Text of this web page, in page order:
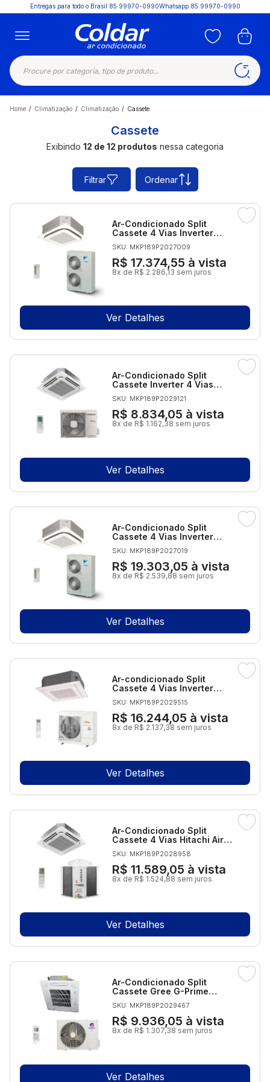
Entregas para todo o Brasil 85 99970-0990Whatsapp 85 99970-0990
Home / Climatização / Climatização / Cassete
Cassete
Exibindo 12 de 12 produtos nessa categoria
Filtrar Ordenar
Ar-Condicionado Split
Cassete 4 Vias Inverter
Quente/Frio 220V
Monofásico
SKU: MKP189P2027009
R$ 17.374,55 à vista
8x de R$ 2.286,13 sem juros
Ver Detalhes
Ar-Condicionado Split
Cassete Inverter 4 Vias
BTUs Quente/Frio 220V
Monofásico
SKU: MKP189P2029121
R$ 8.834,05 à vista
8x de R$ 1.162,38 sem juros
Ver Detalhes
Ar-Condicionado Split
Cassete 4 Vias Inverter
Quente/Frio 220V
Monofásico
SKU: MKP189P2027019
R$ 19.303,05 à vista
8x de R$ 2.539,88 sem juros
Ver Detalhes
Ar-condicionado Split
Cassete 4 Vias Inverter
R-32 Quente/Frio 380V
Trifásico
SKU: MKP189P2029515
R$ 16.244,05 à vista
8x de R$ 2.137,38 sem juros
Ver Detalhes
Ar-Condicionado Split
Cassete 4 Vias Hitachi Air
220V Trifásico
SKU: MKP189P2028958
R$ 11.589,05 à vista
8x de R$ 1.524,88 sem juros
Ver Detalhes
Ar-Condicionado Split
Cassete Gree G-Prime
BTUs R-32 Só Frio 220V
Monofásico
SKU: MKP189P2029467
R$ 9.936,05 à vista
8x de R$ 1.307,38 sem juros
Ver Detalhes